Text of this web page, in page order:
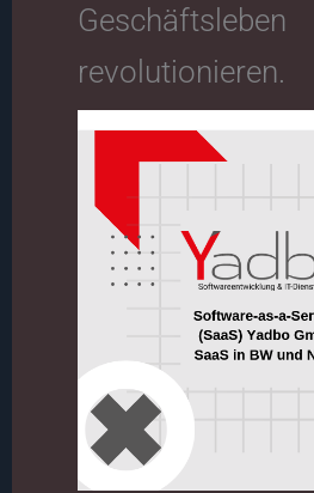
Geschäftsleben
revolutionieren.